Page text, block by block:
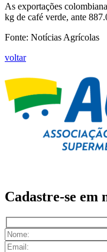
As exportações
kg de café verde, ante
Fonte: Notícias Agrícolas
voltar
Cadastre-se em